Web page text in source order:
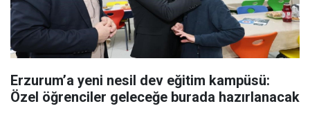
Erzurum’a yeni nesil dev eğitim kampüsü:
Özel öğrenciler geleceğe burada hazırlanacak